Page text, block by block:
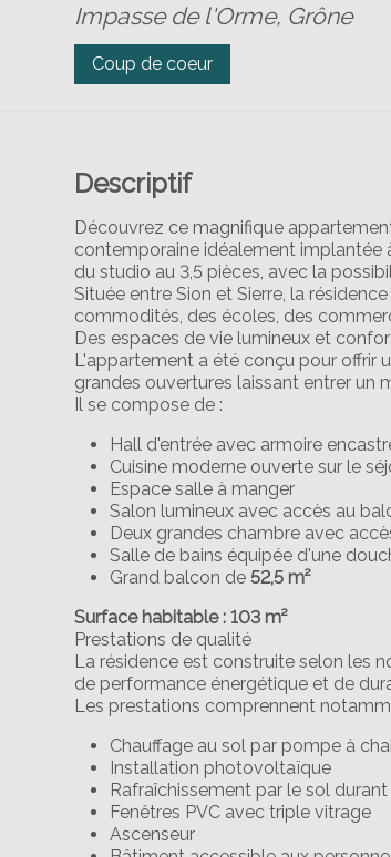
Impasse de l'Orme, Grône
Coup de coeur
Descriptif
Découvrez ce magnifique
contemporaine idéalement
du studio au 3,5 pièces, avec la
Située entre Sion et Sierre, la
commodités, des écoles, des
Des espaces de vie lumineux et
L'appartement a été conçu pour offrir
grandes ouvertures laissant entrer un
Il se compose de :
Hall d'entrée avec armoire
Cuisine moderne ouverte sur le
Espace salle à manger
Salon lumineux avec accès au
Deux grandes chambre avec
Salle de bains équipée d'une
Grand balcon de52,5 m²
Surface habitable : 103 m²
Prestations de qualité
La résidence est construite selon les
de performance énergétique et de
Les prestations comprennent
Chauffage au sol par pompe à
Installation photovoltaïque
Rafraîchissement par le sol
Fenêtres PVC avec triple vitrage
Ascenseur